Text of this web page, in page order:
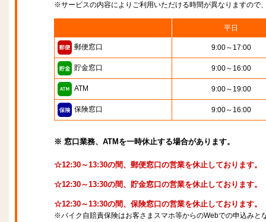
※サービスの内容によりご利用いただける時間が異なりますので
平日
郵便窓口 9:00～17:00
貯金窓口 9:00～16:00
ATM 9:00～19:00
保険窓口 9:00～16:00
※ 窓口業務、ATMを一時休止する場合があります。
☆12:30～13:30の間、郵便窓口の営業を休止しております。
☆12:30～13:30の間、貯金窓口の営業を休止しております。
☆12:30～13:30の間、保険窓口の営業を休止しております。
※バイク自賠責保険はお客さまスマホ等からのWebでの申込みと